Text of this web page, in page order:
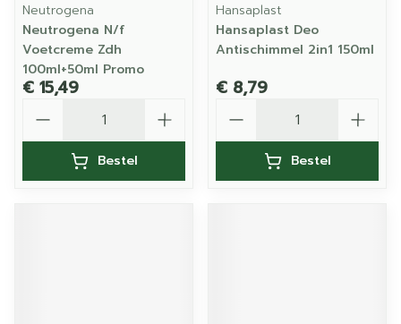
Neutrogena
Neutrogena N/f
Voetcreme Zdh
100ml+50ml Promo
€ 15,49
Bestel
Hansaplast
Hansaplast Deo
Antischimmel 2in1 150ml
€ 8,79
Bestel